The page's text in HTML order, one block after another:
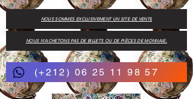
(+212) 06 25 11 98 57
NOUS N'ACHETONS PAS DE BILLETS OU DE PIÈCES DE MONNAIE.
NOUS SOMMES EXCLUSIVEMENT UN SITE DE VENTE